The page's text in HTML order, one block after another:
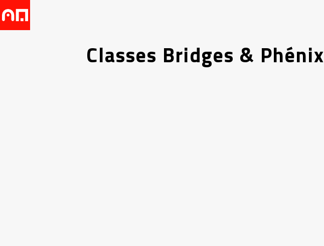
Classes Bridges & Phénix